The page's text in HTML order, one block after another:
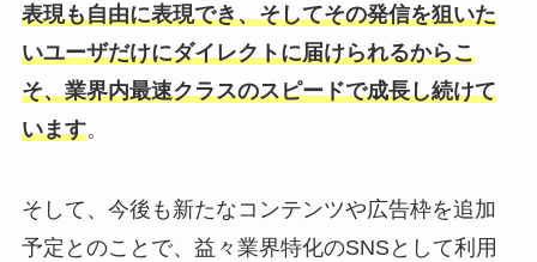
表現も自由に表現でき、そしてその発信を狙いた
いユーザだけにダイレクトに届けられるからこ
そ、業界内最速クラスのスピードで成長し続けて
います。
そして、今後も新たなコンテンツや広告枠を追加
予定とのことで、益々業界特化のSNSとして利用